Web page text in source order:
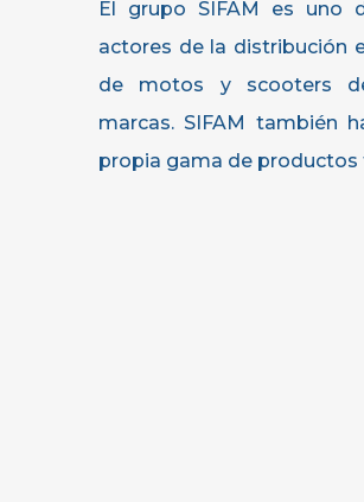
El grupo SIFAM es uno
actores de la distribución
de motos y scooters
marcas. SIFAM también
propia gama de productos